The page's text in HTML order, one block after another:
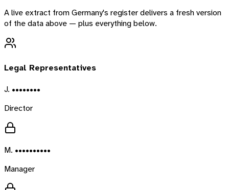
A live extract fromGermany's register delivers a fresh version
of the data above — plus everything below.
Legal Representatives
J. ••••••••
Director
M. ••••••••••
Manager